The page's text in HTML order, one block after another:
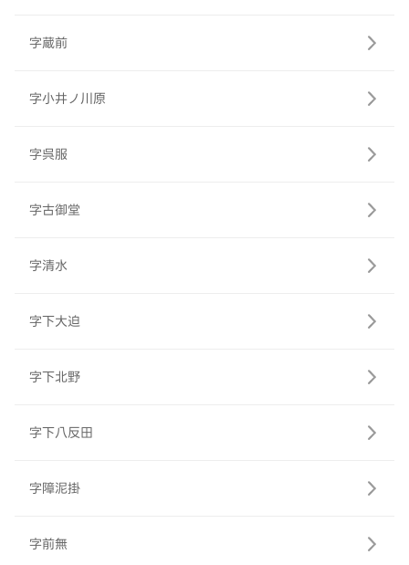
字蔵前
字小井ノ川原
字呉服
字古御堂
字清水
字下大迫
字下北野
字下八反田
字障泥掛
字前無